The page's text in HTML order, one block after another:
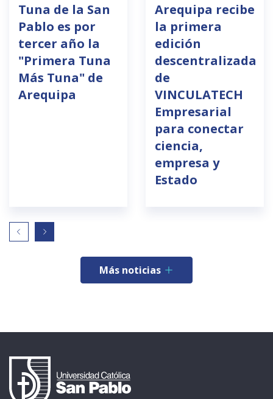
Tuna de la San
Pablo es por
tercer año la
"Primera Tuna
Más Tuna" de
Arequipa
Arequipa recibe
la primera
edición
descentralizada
de
VINCULATECH
Empresarial
para conectar
ciencia,
empresa y
Estado
Más noticias